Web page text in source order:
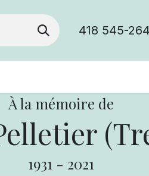
418 545-
À la mémoire de
1931 - 2021